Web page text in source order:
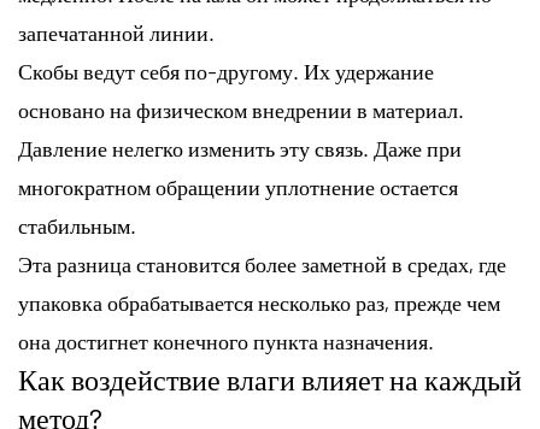
запечатанной линии.
Скобы ведут себя по-другому. Их удержание
основано на физическом внедрении в материал.
Давление нелегко изменить эту связь. Даже при
многократном обращении уплотнение остается
стабильным.
Эта разница становится более заметной в средах, где
упаковка обрабатывается несколько раз, прежде чем
она достигнет конечного пункта назначения.
Как воздействие влаги влияет на каждый
метод?